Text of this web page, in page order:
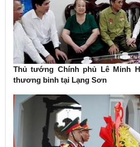
Thủ tướng Chính phủ Lê Minh
thương binh tại Lạng Sơn